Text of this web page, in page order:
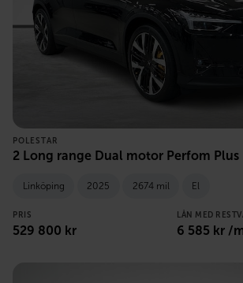
POLESTAR
2 Long range Dual motor Perfom Plus
Linköping 2025 2674 mil El
PRIS
529 800 kr
LÅN MED
6 585 kr /